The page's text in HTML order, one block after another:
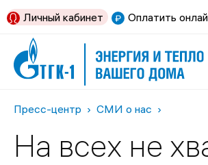
Оплатить
Личный кабинет
Пресс-центр СМИ о нас
На всех не